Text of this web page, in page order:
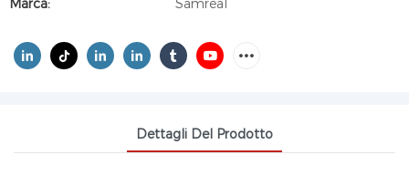
Marca:
Samreal
Dettagli Del Prodotto